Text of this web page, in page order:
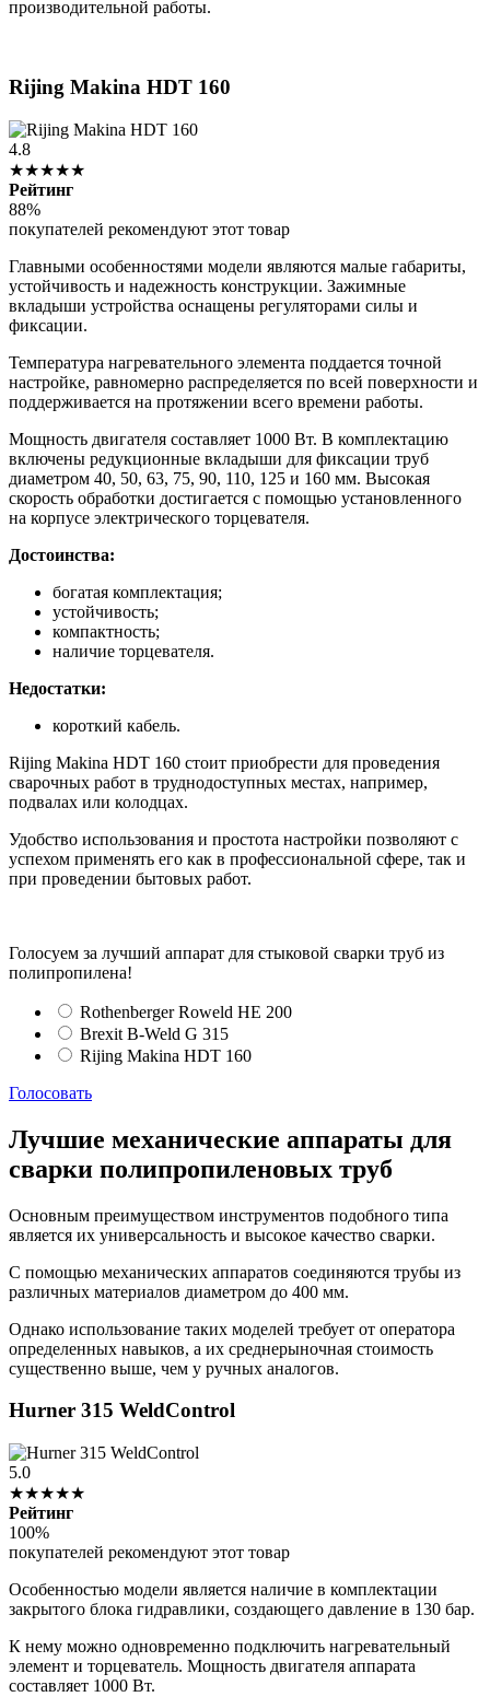
производительной работы.
Rijing Makina HDT 160
4.8
★★★★★
Рейтинг
88%
покупателей рекомендуют этот товар
Главными особенностями модели являются малые габариты,
устойчивость и надежность конструкции. Зажимные
вкладыши устройства оснащены регуляторами силы и
фиксации.
Температура нагревательного элемента поддается точной
настройке, равномерно распределяется по всей поверхности и
поддерживается на протяжении всего времени работы.
Мощность двигателя составляет 1000 Вт. В комплектацию
включены редукционные вкладыши для фиксации труб
диаметром 40, 50, 63, 75, 90, 110, 125 и 160 мм. Высокая
скорость обработки достигается с помощью установленного
на корпусе электрического торцевателя.
Достоинства:
богатая комплектация;
устойчивость;
компактность;
наличие торцевателя.
Недостатки:
короткий кабель.
Rijing Makina HDT 160 стоит приобрести для проведения
сварочных работ в труднодоступных местах, например,
подвалах или колодцах.
Удобство использования и простота настройки позволяют с
успехом применять его как в профессиональной сфере, так и
при проведении бытовых работ.
Голосуем за лучший аппарат для стыковой сварки труб из
полипропилена!
Rothenberger Roweld HE 200
Brexit B-Weld G 315
Rijing Makina HDT 160
Голосовать
Лучшие механические аппараты для
сварки полипропиленовых труб
Основным преимуществом инструментов подобного типа
является их универсальность и высокое качество сварки.
С помощью механических аппаратов соединяются трубы из
различных материалов диаметром до 400 мм.
Однако использование таких моделей требует от оператора
определенных навыков, а их среднерыночная стоимость
существенно выше, чем у ручных аналогов.
Hurner 315 WeldControl
5.0
★★★★★
Рейтинг
100%
покупателей рекомендуют этот товар
Особенностью модели является наличие в комплектации
закрытого блока гидравлики, создающего давление в 130 бар.
К нему можно одновременно подключить нагревательный
элемент и торцеватель. Мощность двигателя аппарата
составляет 1000 Вт.